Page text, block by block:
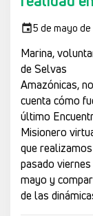
5 de mayo
Marina,
de Selvas
Amazónicas,
cuenta cómo
último
Misionero
que
pasado viernes
mayo y
de las